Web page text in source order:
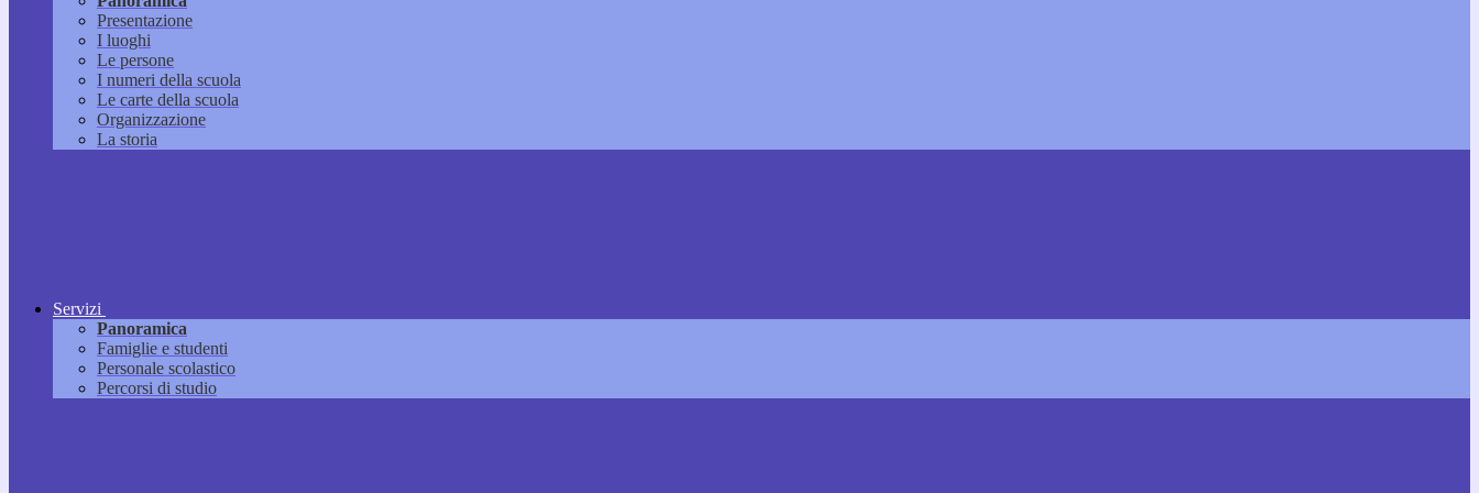
Presentazione
I luoghi
Le persone
I numeri della scuola
Le carte della scuola
Organizzazione
La storia
Servizi
Panoramica
Famiglie e studenti
Personale scolastico
Percorsi di studio